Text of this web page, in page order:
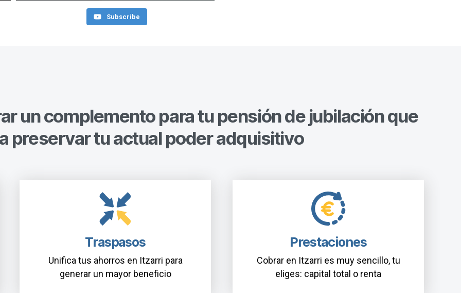
Subscribe
un complemento para tu pensión de jubilación que
preservar tu actual poder adquisitivo
Traspasos
Unifica tus ahorros en Itzarri para
generar un mayor beneficio
Prestaciones
Cobrar en Itzarri es muy sencillo, tu
eliges: capital total o renta